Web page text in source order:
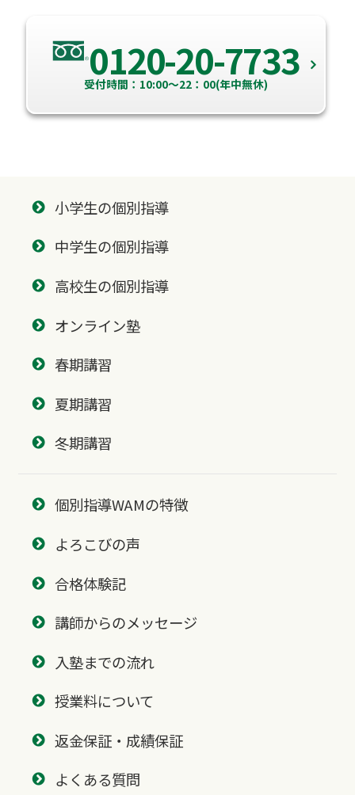
0120-20-7733
受付時間：10:00～22：00(年中無休)
小学生の個別指導
中学生の個別指導
高校生の個別指導
オンライン塾
春期講習
夏期講習
冬期講習
個別指導WAMの特徴
よろこびの声
合格体験記
講師からのメッセージ
入塾までの流れ
授業料について
返金保証・成績保証
よくある質問